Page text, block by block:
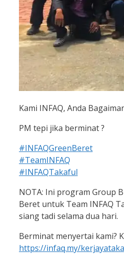
Kami INFAQ, Anda
PM tepi jika berminat?
#INFAQGreenBeret
#TeamINFAQ
#INFAQTakaful
NOTA: Ini program Group
Beret untuk Team INFAQ
siang tadi selama dua hari.
Berminat menyertai kami?
https://infaq.my/